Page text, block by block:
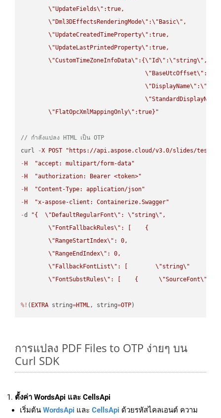
\"UpdateFields\" :true,
\" Dml3DEffectsRenderingMode\" :\" Basic\" ,
\"UpdateCreatedTimeProperty\" :true,
\"UpdateLastPrintedProperty\" :true,
\"CustomTimeZoneInfoData\" :{\"Id\" :\"string\" ,
\" BaseUtcOffset\" :
\" DisplayName\" :\"
\"StandardDisplayName
\" FlatOpcXmlMappingOnly\" :true}"
// กำลังแปลง HTML เป็น OTP
curl
-X POST
"https://api.aspose.cloud/v3.0/slides/test-
- H
"accept: multipart/form-data"
- H
"authorization: Bearer <token>"
- H
"Content-Type: application/json"
- H
"x-aspose-client: Containerize.Swagger"
-d "{ \" DefaultRegularFont\" : \"string\" ,
\" FontFallbackRules\" : [    {
\" RangeStartIndex\" : 0,
\" RangeEndIndex\" : 0,
\" FallbackFontList\" : [ \"string\"
\" FontSubstRules\" : [    { \"SourceFont\"
%! ( EXTRA string=HTML, string=OTP)
การแปลง PDF Files to OTP ง่ายๆ บน
Curl SDK
ตั้งค่า WordsApi และ CellsApi
เริ่มต้น WordsApi และ CellsApi ด้วยรหัสไคลเอนต์ ความ